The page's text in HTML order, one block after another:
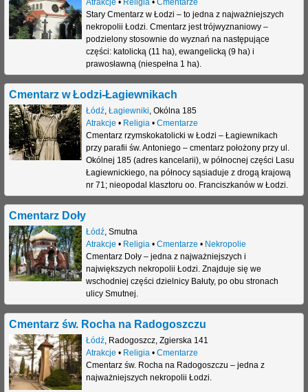
Atrakcje • Religia• Cmentarze
Stary Cmentarz w Łodzi – to jedna z najważniejszych
nekropolii Łodzi. Cmentarz jest trójwyznaniowy –
podzielony stosownie do wyznań na następujące
części: katolicką (11 ha), ewangelicką (9 ha) i
prawosławną (niespełna 1 ha).
Cmentarz w Łodzi-Łagiewnikach
Łódź, Łagiewniki, Okólna 185
Atrakcje • Religia• Cmentarze
Cmentarz rzymskokatolicki w Łodzi – Łagiewnikach
przy parafii św. Antoniego – cmentarz położony przy ul.
Okólnej 185 (adres kancelarii), w północnej części Lasu
Łagiewnickiego, na północy sąsiaduje z drogą krajową
nr 71; nieopodal klasztoru oo. Franciszkanów w Łodzi.
Cmentarz Doły
Łódź, Smutna
Atrakcje • Religia • Cmentarze • Nekropolie
Cmentarz Doły – jedna z najważniejszych i
największych nekropolii Łodzi. Znajduje się we
wschodniej części dzielnicy Bałuty, po obu stronach
ulicy Smutnej.
Cmentarz św. Rocha na Radogoszczu
Łódź, Radogoszcz, Zgierska 141
Atrakcje • Religia • Cmentarze
Cmentarz św. Rocha na Radogoszczu – jedna z
najważniejszych nekropolii Łodzi.